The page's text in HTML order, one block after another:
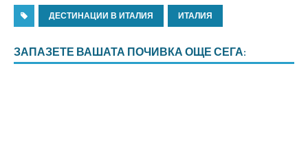
ДЕСТИНАЦИИ В ИТАЛИЯ ИТАЛИЯ
ЗАПАЗЕТЕ ВАШАТА ПОЧИВКА ОЩЕ СЕГА: